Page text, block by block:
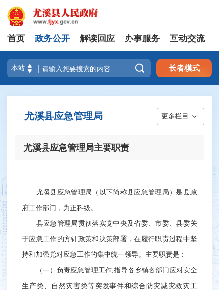
首页 政务公开 解读回应 办事服务 互动交流
 长者模式
尤溪县应急管理局 更多栏目
尤溪县应急管理局主要职责
尤溪县应急管理局（以下简称县应急管理局）是县政
府工作部门，为正科级。
县应急管理局贯彻落实党中央及省委、市委、县委关
于应急工作的方针政策和决策部署，在履行职责过程中坚
持和加强党对应急工作的集中统一领导。主要职责是：
（一）负责应急管理工作,指导各乡镇各部门应对安全
生产类、自然灾害类等突发事件和综合防灾减灾救灾工